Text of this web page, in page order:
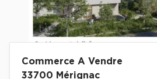
Location d'Entrepôts / Activités
Location d'Entrepôts / Activités à
Commerce A Vendre
33700 Mérignac